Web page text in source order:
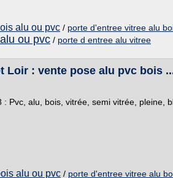
alu ou pvc / porte d'entree vitree alu
ou pvc / porte d entree alu vitree
Loir : vente pose alu pvc bois
Pvc, alu, bois, vitrée, semi vitrée, pleine,
alu ou pvc / porte d'entree vitree alu